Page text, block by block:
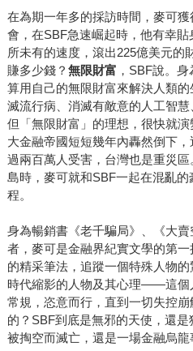
在為期一年多的採訪時間，麥可
會，在SBF急速崛起時，他有幸
所未有的速度，滾出225億美元的
賺多少錢？ 無限財富 ，SBF說。
算用自己的無限財富來解決人類
滅流行病、消滅有敵意的人工智慧
但「無限財富」的理想，很快就
大金融帝國短短幾年內轟然倒下
過兩百萬人受害，台灣也是重災
島時，麥可就和SBF一起在混亂
程。
身為暢銷書《老千騙局》、《大
者，麥可是金融界紀實文學的第
的精采筆法，追蹤一個特殊人物
時代縮影的人物及其心理——這個
常規，恣意而行，直到一切失控
的？SBF到底是無邪的天使，還
被掏空而滅亡，還是一場金融烏龍